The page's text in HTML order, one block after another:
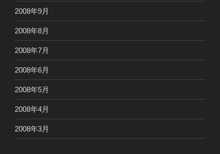
2008年9月
2008年8月
2008年7月
2008年6月
2008年5月
2008年4月
2008年3月